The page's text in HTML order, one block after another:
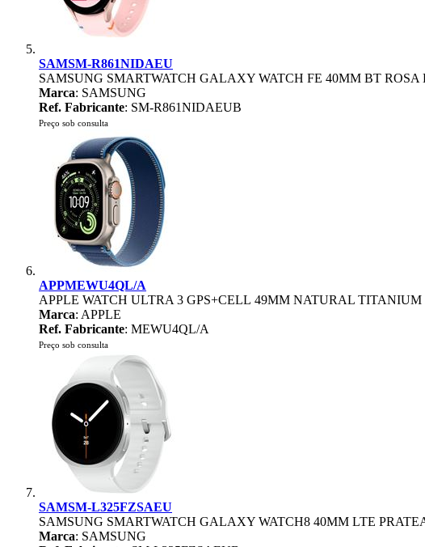
SAMSM-R861NIDAEU
SAMSUNG SMARTWATCH GALAXY WATCH FE 40MM BT ROSA
Marca: SAMSUNG
Ref. Fabricante: SM-R861NIDAEUB
Preço sob consulta
APPMEWU4QL/A
APPLE WATCH ULTRA 3 GPS+CELL 49MM NATURAL
Marca: APPLE
Ref. Fabricante: MEWU4QL/A
Preço sob consulta
SAMSM-L325FZSAEU
SAMSUNG SMARTWATCH GALAXY WATCH8 40MM LTE
Marca: SAMSUNG